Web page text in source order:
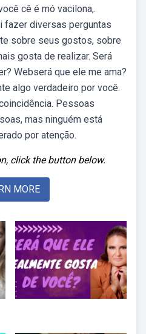
cê é mó vacilona,.
fazer diversas perguntas
sobre seus gostos, sobre
gosta de realizar. Será
Webserá que ele me ama?
algo verdadeiro por você.
Pessoas
mas ninguém está
por atenção.
click the button below.
MORE